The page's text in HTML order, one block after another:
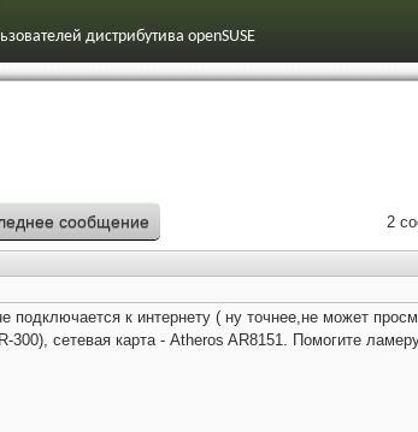
дистрибутива openSUSE
2
сообщение
подключается к интернету ( ну точнее,не может
300), сетевая карта - Atheros AR8151. Помогите